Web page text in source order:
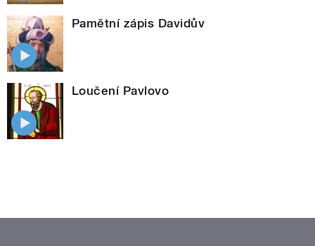
Pamětní zápis Davidův
Loučení Pavlovo